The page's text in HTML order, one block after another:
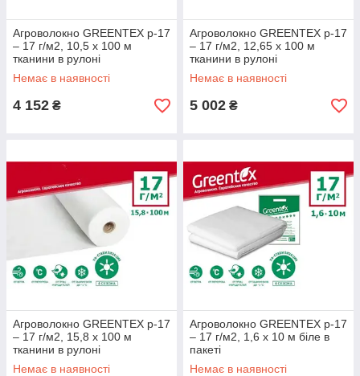
Агроволокно GREENTEX p-17
– 17 г/м2, 10,5 x 100 м
тканини в рулоні
Немає в наявності
4 152 ₴
Агроволокно GREENTEX p-17
– 17 г/м2, 12,65 x 100 м
тканини в рулоні
Немає в наявності
5 002 ₴
Агроволокно GREENTEX p-17
– 17 г/м2, 15,8 x 100 м
тканини в рулоні
Немає в наявності
Агроволокно GREENTEX p-17
– 17 г/м2, 1,6 x 10 м біле в
пакеті
Немає в наявності